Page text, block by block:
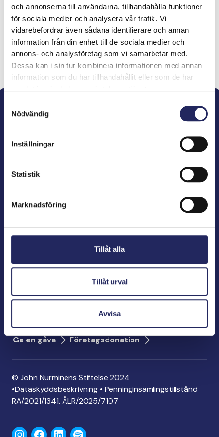
och annonserna till användarna, tillhandahålla funktioner
för sociala medier och analysera vår trafik. Vi
vidarebefordrar även sådana identifierare och annan
information från din enhet till de sociala medier och
annons- och analysföretag som vi samarbetar med.
Dessa kan i sin tur kombinera informationen med annan
information som du har tillhandahållit eller som de har
Nödvändig
Inställningar
Statistik
Marknadsföring
Tillåt alla
Tillåt urval
Avvisa
lahjoitukset
Lahjoita ja liity tähän tiimiin
kulturens väktare och utgivare av marin litteratur.
Bölegatan 2
00240 Helsingfors
Kontaktinformation
Ge en gåva
Ge en gåva
Företagsdonation
© John Nurminens Stiftelse 2024
•Dataskyddsbeskrivning • Penninginsamlingstillstånd
RA/2021/1341. ÅLR/2025/7107